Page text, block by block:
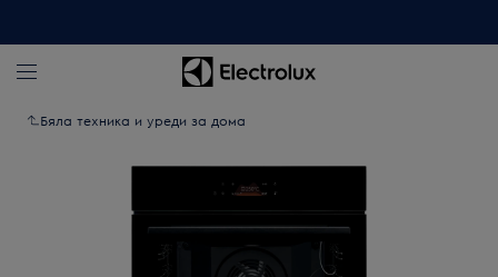
Бяла техника и уреди за дома